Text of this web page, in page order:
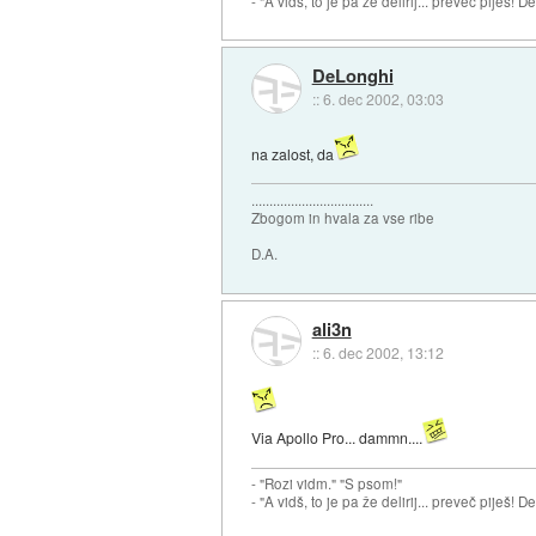
DeLonghi
::6. dec 2002, 03:03
na zalost, da
..................................
Zbogom in hvala za vse ribe
D.A.
ali3n
::6. dec 2002, 13:12
Via Apollo Pro... dammn....
- "Rozi vidm." "S psom!"
- "A vidš, to je pa že delirij... preveč piješ!